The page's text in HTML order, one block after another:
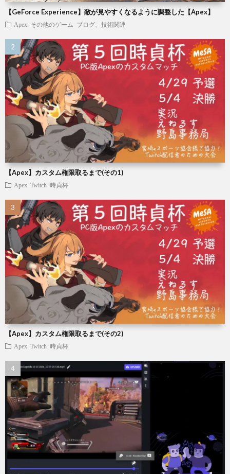
【GeForce Experience】敵が見やすくなるように調整した【Apex】
Apex その他のゲーム ブログ、技術関連
【Apex】カスタム権限取るまで(その1)
Apex Twitch 時貞杯
【Apex】カスタム権限取るまで(その2)
Apex Twitch 時貞杯